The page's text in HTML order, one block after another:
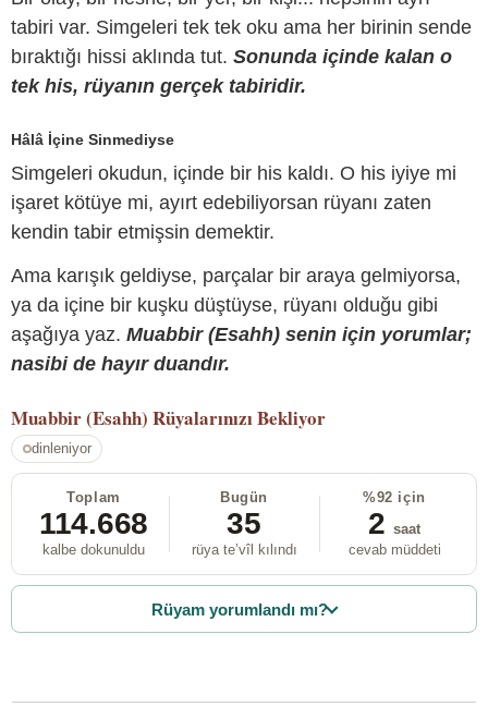
tabiri var. Simgeleri tek tek oku ama her birinin sende
bıraktığı hissi aklında tut. Sonunda içinde kalan o
tek his, rüyanın gerçek tabiridir.
Hâlâ İçine Sinmediyse
Simgeleri okudun, içinde bir his kaldı. O his iyiye mi
işaret kötüye mi, ayırt edebiliyorsan rüyanı zaten
kendin tabir etmişsin demektir.
Ama karışık geldiyse, parçalar bir araya gelmiyorsa,
ya da içine bir kuşku düştüyse, rüyanı olduğu gibi
aşağıya yaz. Muabbir (Esahh) senin için yorumlar;
nasibi de hayır duandır.
Muabbir (Esahh) Rüyalarınızı Bekliyor
dinleniyor
Toplam
114.668
kalbe dokunuldu
Bugün
35
rüya te’vîl kılındı
%92 için
2 saat
cevab müddeti
Rüyam yorumlandı mı?